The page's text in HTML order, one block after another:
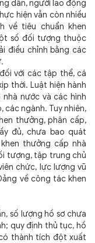
dân, người lao động
hiện vẫn còn nhiều
về tiêu chuẩn khen
số đối tượng thuộc
điều chỉnh bằng các
với các tập thể, cá
thời. Luật hiện hành
nước và các hình
ngành. Tuy nhiên,
thưởng, phân cấp,
đủ, chưa bao quát
thưởng cấp nhà
tượng, tập trung chủ
chức, lực lượng vũ
về công tác khen
số lượng hồ sơ chưa
quy định thủ tục, hồ
thành tích đột xuất